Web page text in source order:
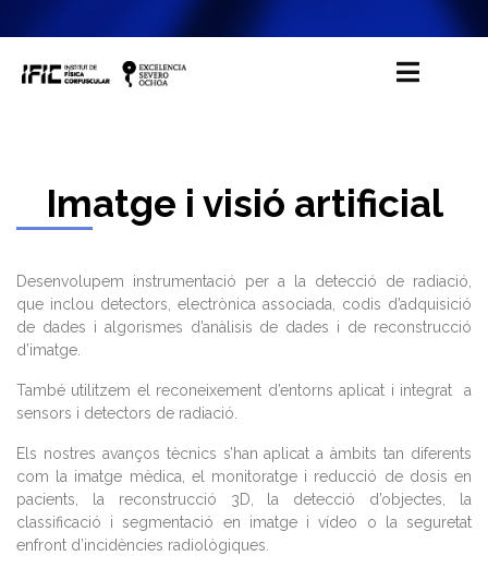
Imatge i visió artificial
Desenvolupem instrumentació per a la detecció de radiació,
que inclou detectors, electrònica associada, codis d’adquisició
de dades i algorismes d’anàlisis de dades i de reconstrucció
d’imatge.
També utilitzem el reconeixement d’entorns aplicat i integrat a
sensors i detectors de radiació.
Els nostres avanços tècnics s’han aplicat a àmbits tan diferents
com la imatge mèdica, el monitoratge i reducció de dosis en
pacients, la reconstrucció 3D, la detecció d’objectes, la
classificació i segmentació en imatge i vídeo o la seguretat
enfront d’incidències radiològiques.